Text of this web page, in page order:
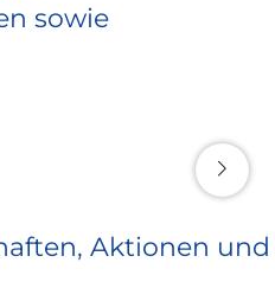
sowie
Aktionen und